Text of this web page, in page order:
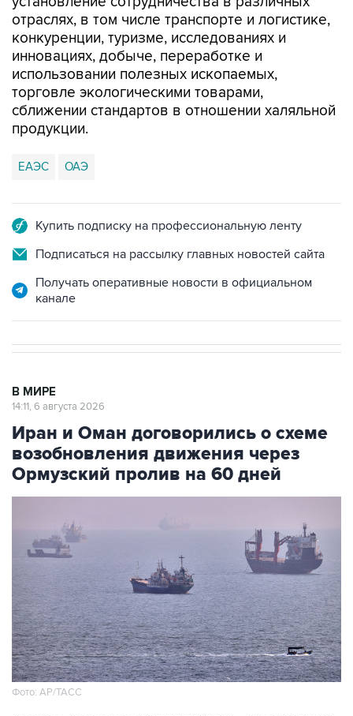
конкуренции, туризме, исследованиях и
инновациях, добыче, переработке и
использовании полезных ископаемых,
торговле экологическими товарами,
сближении стандартов в отношении халяльной
продукции.
ЕАЭС ОАЭ
Подписаться на рассылку главных новостей сайта
Получать оперативные новости в официальном
Иран и Оман договорились о схеме
возобновления движения через
Ормузский пролив на 60 дней
Фото: AP/ТАСС
Москва. 6 августа. INTERFAX.RU - Иран и Оман